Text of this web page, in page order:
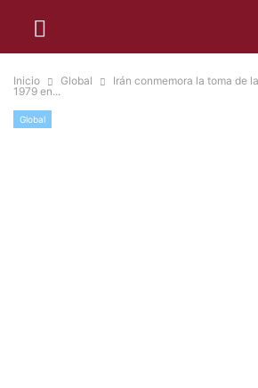
Inicio Global
Irán conmemora la toma de
1979 en...
Global